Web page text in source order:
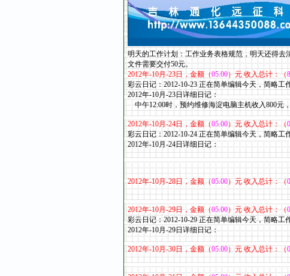
明天的工作计划：工作业务表格规范，明天还得
文件需要交付50元。
2012年-10月-23日，金额（05.00）元 收入总计：（
彩云日记：2012-10-23 正在简单编辑今天，简略工
2012年-10月-23日详细日记：
中午12:00时，预约维修海淀电脑主机收入800元
2012年-10月-24日，金额（05.00）元 收入总计：（
彩云日记：2012-10-24 正在简单编辑今天，简略工
2012年-10月 -24日详细日记：
2012年-10月-28日，金额（05.00）元 收入总计：（
2012年-10月-29日，金额（05.00）元 收入总计：（
彩云日记：2012-10-29 正在简单编辑今天，简略工
2012年-10月-29日详细日记：
2012年-10月 -30日，金额（05.00）元 收入总计：（